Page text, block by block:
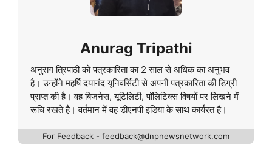
Anurag Tripathi
अनुराग त्रिपाठी को पत्रकारिता का 2 साल से अधिक का अनुभव
है। उन्होंने महर्षि दयानंद यूनिवर्सिटी से अपनी पत्रकारिता की डिग्री
प्राप्त की है। वह बिजनेस, यूटिलिटी, पॉलिटिक्स विषयों पर लिखने में
रूचि रखते है। वर्तमान में वह डीएनपी इंडिया के साथ कार्यरत है।
For Feedback - feedback@dnpnewsnetwork.com